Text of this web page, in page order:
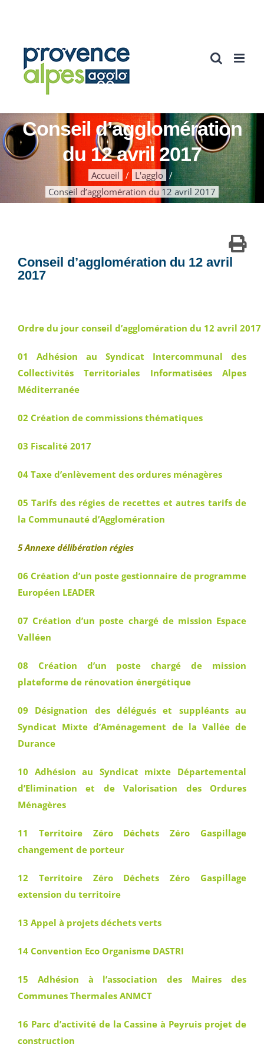
Conseil d’agglomération
du 12 avril 2017
Accueil
L'agglo
Conseil d’agglomération du 12 avril 2017
Conseil d’agglomération du 12 avril
2017
Ordre du jour conseil d’agglomération du 12 avril 2017
01 Adhésion au Syndicat Intercommunal des
Collectivités Territoriales Informatisées Alpes
Méditerranée
02 Création de commissions thématiques
03 Fiscalité 2017
04 Taxe d’enlèvement des ordures ménagères
05 Tarifs des régies de recettes et autres tarifs de
la Communauté d’Agglomération
5 Annexe délibération régies
06 Création d’un poste gestionnaire de programme
Européen LEADER
07 Création d’un poste chargé de mission Espace
Valléen
08 Création d’un poste chargé de mission
plateforme de rénovation énergétique
09 Désignation des délégués et suppléants au
Syndicat Mixte d’Aménagement de la Vallée de
Durance
10 Adhésion au Syndicat mixte Départemental
d’Elimination et de Valorisation des Ordures
Ménagères
11 Territoire Zéro Déchets Zéro Gaspillage
changement de porteur
12 Territoire Zéro Déchets Zéro Gaspillage
extension du territoire
13 Appel à projets déchets verts
14 Convention Eco Organisme DASTRI
15 Adhésion à l’association des Maires des
Communes Thermales ANMCT
16 Parc d’activité de la Cassine à Peyruis projet de
construction